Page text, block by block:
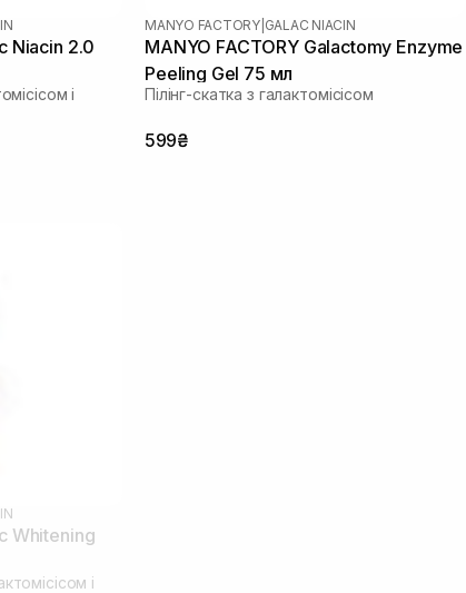
Niacin 2.0
і
MANYO FACTORY| GALAC NIACIN
MANYO FACTORY Galactomy Enzyme
Peeling Gel 75 мл
Пілінг-скатка з галактомісісом
599₴
Whitening
і